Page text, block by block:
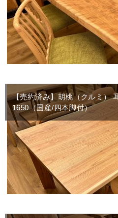
【売約済み】胡桃（クルミ）
1650（国産/四本脚付）